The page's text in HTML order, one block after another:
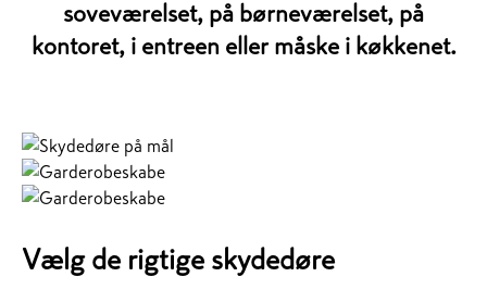
soveværelset, på børneværelset, på
kontoret, i entreen eller måske i køkkenet.
Vælg de rigtige skydedøre